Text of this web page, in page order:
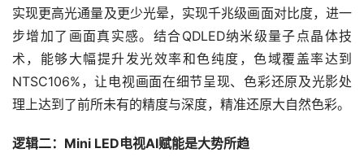
实现更高光通量及更少光晕，实现千兆级画面对比度，进一
步增加了画面真实感。结合QDLED纳米级量子点晶体技
术，能够大幅提升发光效率和色纯度，色域覆盖率达到
NTSC106%，让电视画面在细节呈现、色彩还原及光影处
理上达到了前所未有的精度与深度，精准还原大自然色彩。
逻辑二：Mini LED电视AI赋能是大势所趋